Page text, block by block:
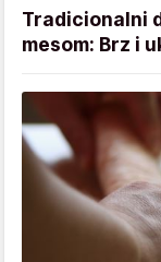
Tradicionalni
mesom: Brz i